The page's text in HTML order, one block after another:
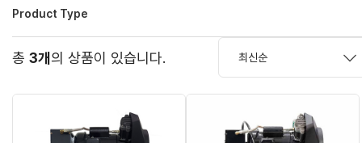
Product Type
총 3개의 상품이 있습니다.